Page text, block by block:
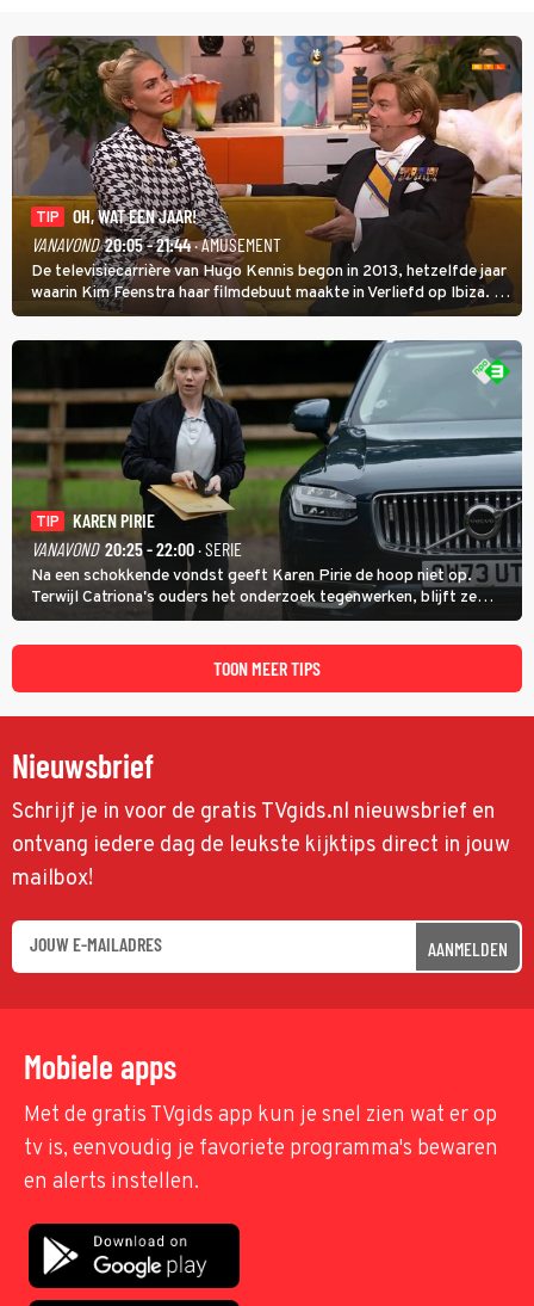
TIP
OH, WAT EEN JAAR!
VANAVOND 20:05 - 21:44· AMUSEMENT
De televisiecarrière van Hugo Kennis begon in 2013, hetzelfde jaar
waarin Kim Feenstra haar filmdebuut maakte in Verliefd op Ibiza. In
Oh, Wat een Jaar! wordt duidelijk wat ze nog meer weten van het
jaar waarin ze allebei eindtwintigers waren.
TIP
KAREN PIRIE
VANAVOND 20:25 - 22:00· SERIE
Na een schokkende vondst geeft Karen Pirie de hoop niet op.
Terwijl Catriona's ouders het onderzoek tegenwerken, blijft ze
speuren naar Adam. In deze slotaflevering van Karen Pirie leidt het
spoor via Frankrijk en Italië naar Malta.
TOON MEER TIPS
Nieuwsbrief
Schrijf je in voor de gratis TVgids.nl nieuwsbrief en
ontvang iedere dag de leukste kijktips direct in jouw
mailbox!
AANMELDEN
Mobiele apps
Met de gratis TVgids app kun je snel zien wat er op
tv is, eenvoudig je favoriete programma's bewaren
en alerts instellen.